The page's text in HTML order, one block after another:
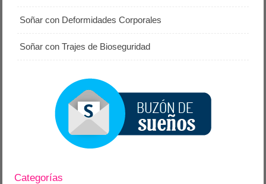
Soñar con Deformidades Corporales
Soñar con Trajes de Bioseguridad
Categorías